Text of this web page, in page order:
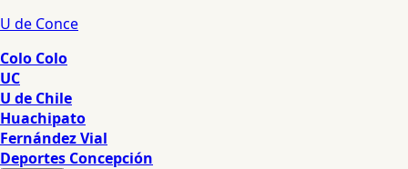
U de Conce
Colo Colo
UC
U de Chile
Huachipato
Fernández Vial
Deportes Concepción